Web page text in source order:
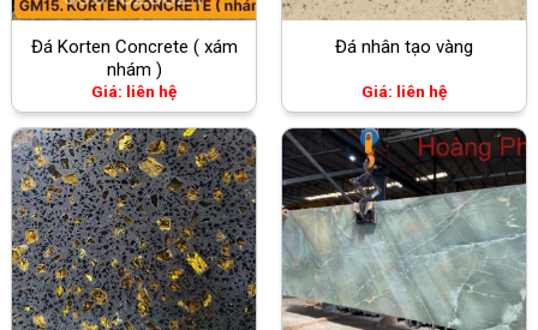
Đá Korten Concrete ( xám
nhám )
Giá: liên hệ
Đá nhân tạo vàng
Giá: liên hệ